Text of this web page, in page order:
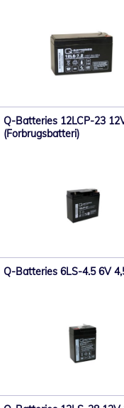
Q-Batteries 12LCP-23
(Forbrugsbatteri)
Q-Batteries 6LS-4.5 6V